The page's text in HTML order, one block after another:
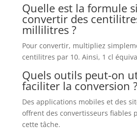
Quelle est la formule
convertir des
millilitres ?
Pour convertir, multipliez
centilitres par 10. Ainsi, 1 cl
Quels outils peut-on
faciliter la conversion ?
Des applications mobiles et des
offrent des convertisseurs fiables
cette tâche.